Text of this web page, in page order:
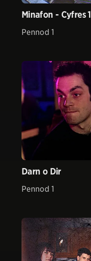
Minafon - Cyfres 1
Pennod 1
Darn o Dir
Pennod 1